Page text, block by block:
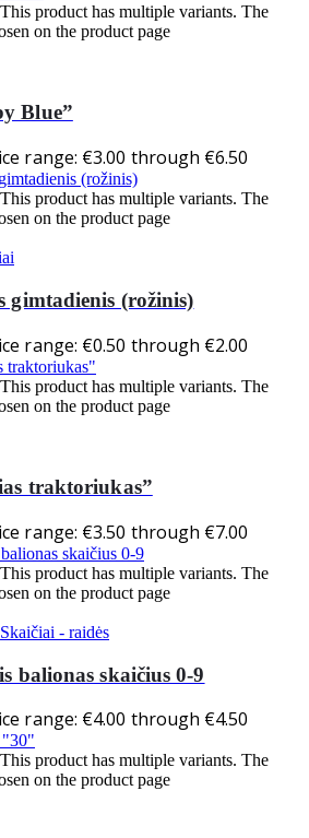
This product has multiple variants. The
on the product page
Blue”
range: €3.00 through €6.50
This product has multiple variants. The
on the product page
gimtadienis (rožinis)
range: €0.50 through €2.00
This product has multiple variants. The
on the product page
traktoriukas”
range: €3.50 through €7.00
This product has multiple variants. The
on the product page
Skaičiai - raidės
balionas skaičius 0-9
range: €4.00 through €4.50
This product has multiple variants. The
on the product page